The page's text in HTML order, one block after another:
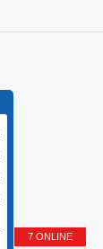
7 ONLINE